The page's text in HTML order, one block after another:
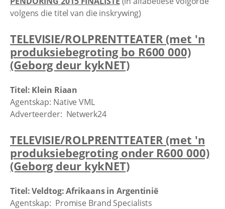
volgens die titel van die inskrywing)
TELEVISIE/ROLPRENTTEATER (met 'n
produksiebegroting bo R600 000)
(Geborg deur kykNET)
Titel: Klein Riaan
Agentskap: Native VML
Adverteerder: Netwerk24
TELEVISIE/ROLPRENTTEATER (met 'n
produksiebegroting onder R600 000)
(Geborg deur kykNET)
Titel: Veldtog: Afrikaans in Argentinië
Agentskap: Promise Brand Specialists